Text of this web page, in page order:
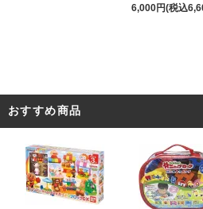
6,000円(税込
おすすめ商品